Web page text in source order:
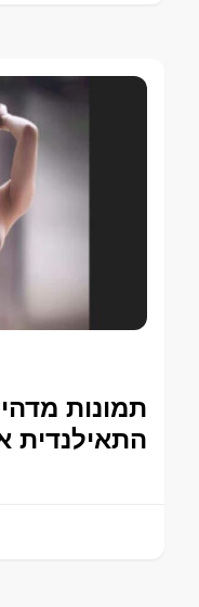
תמונות
התאילנדית